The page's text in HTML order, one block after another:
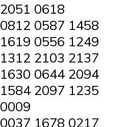
2051 0618
0812 0587 1458
1619 0556 1249
1312 2103 2137
1630 0644 2094
1584 2097 1235
0009
0037 1678 0217